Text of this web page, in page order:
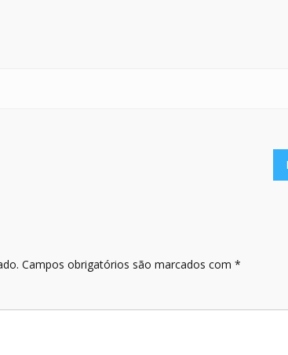
Campos obrigatórios são marcados com *